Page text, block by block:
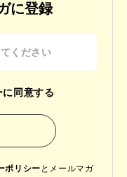
に登録
に同意する
ポリシー と メールマガ